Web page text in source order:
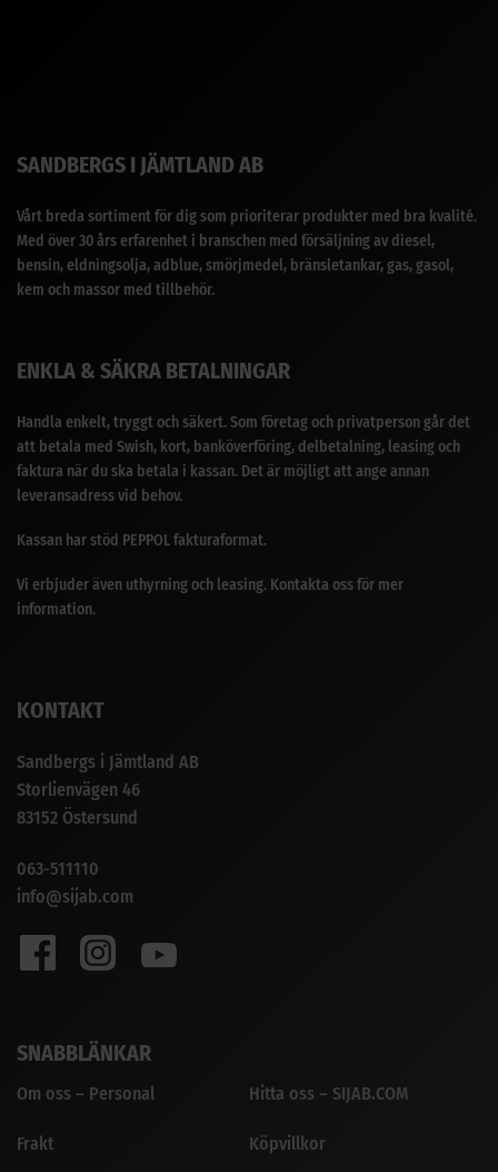
SANDBERGS I JÄMTLAND AB
Vårt breda sortiment för dig som prioriterar produkter med bra kvalité.
Med över 30 års erfarenhet i branschen med försäljning av diesel,
bensin, eldningsolja, adblue, smörjmedel, bränsletankar, gas, gasol,
kem och massor med tillbehör.
ENKLA & SÄKRA BETALNINGAR
Handla enkelt, tryggt och säkert. Som företag och privatperson går det
att betala med Swish, kort, banköverföring, delbetalning, leasing och
faktura när du ska betala i kassan. Det är möjligt att ange annan
leveransadress vid behov.
Kassan har stöd PEPPOL fakturaformat.
Vi erbjuder även uthyrning och leasing. Kontakta oss för mer
information.
KONTAKT
Sandbergs i Jämtland AB
Storlienvägen 46
83152 Östersund
063-511110
info@sijab.com
SNABBLÄNKAR
Om oss – Personal
Frakt
Hitta oss – SIJAB.COM
Köpvillkor